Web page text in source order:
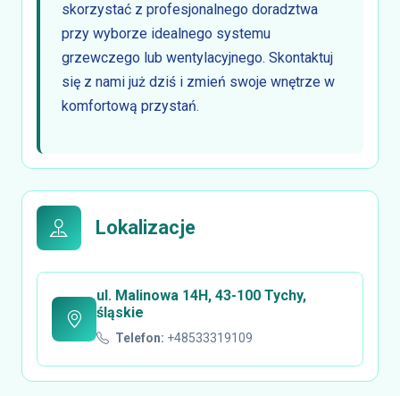
skorzystać z profesjonalnego doradztwa
przy wyborze idealnego systemu
grzewczego lub wentylacyjnego. Skontaktuj
się z nami już dziś i zmień swoje wnętrze w
komfortową przystań.
Lokalizacje
ul. Malinowa 14H, 43-100 Tychy,
śląskie
Telefon: +48533319109